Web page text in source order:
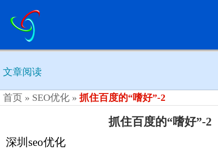
文章阅读
首页 » SEO优化 » 抓住百度的“嗜好”-2
抓住百度的“嗜好”-2
深圳seo优化